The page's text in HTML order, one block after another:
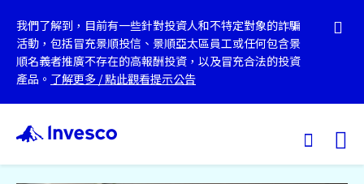
我們了解到，目前有一些針對投資人和不特定對象的詐騙
活動，包括冒充景順投信、景順亞太區員工或任何包含景
順名義者推廣不存在的高報酬投資，以及冒充合法的投資
產品。 了解更多 /點此觀看提示公告